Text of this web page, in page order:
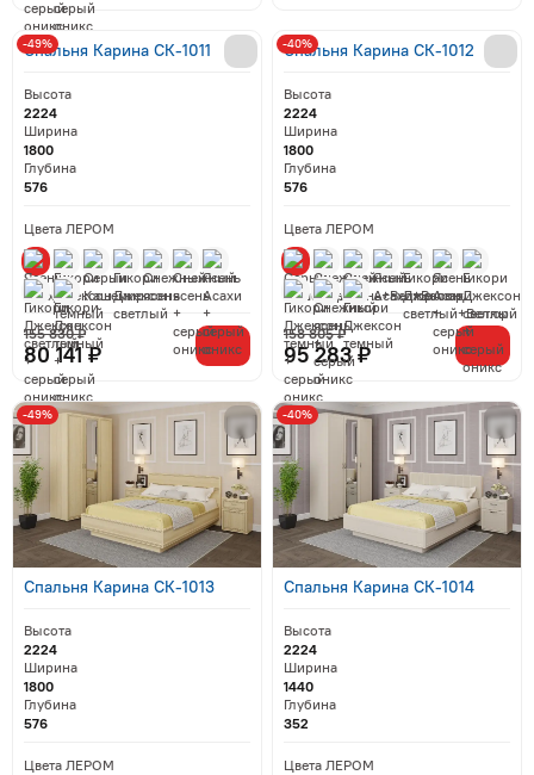
Спальня Карина СК-1011
Высота
2224
Ширина
1800
Глубина
576
Цвета ЛЕРОМ
80 141 ₽
155 830 ₽
-49% Спальня Карина СК-1012
Высота
2224
Ширина
1800
Глубина
576
Цвета ЛЕРОМ
95 283 ₽
158 805 ₽
-40%
Спальня Карина СК-1013
Высота
2224
Ширина
1800
Глубина
576
Цвета ЛЕРОМ
-49%
Спальня Карина СК-1014
Высота
2224
Ширина
1440
Глубина
352
Цвета ЛЕРОМ
-40%